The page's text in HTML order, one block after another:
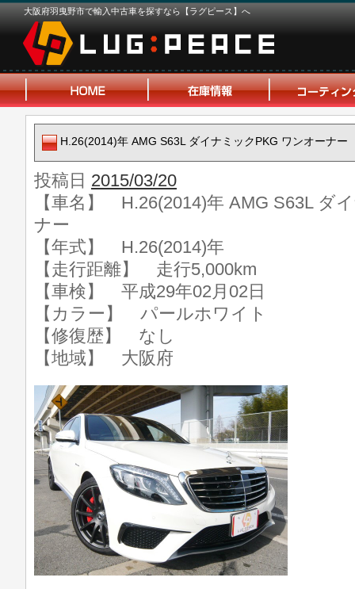
大阪府羽曳野市で輸入中古車を探すなら【ラグピース】へ
H.26(2014)年 AMG S63L ダイナミックPKG ワンオーナー
投稿日 2015/03/20
【車名】 H.26(2014)年 AMG S63L ダ
ナー
【年式】 H.26(2014)年
【走行距離】 走行5,000km
【車検】 平成29年02月02日
【カラー】 パールホワイト
【修復歴】 なし
【地域】 大阪府